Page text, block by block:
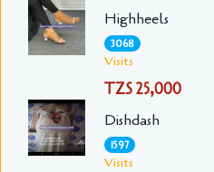
Highheels
3068
Visits
TZS 25,000
Dishdash
1597
Visits